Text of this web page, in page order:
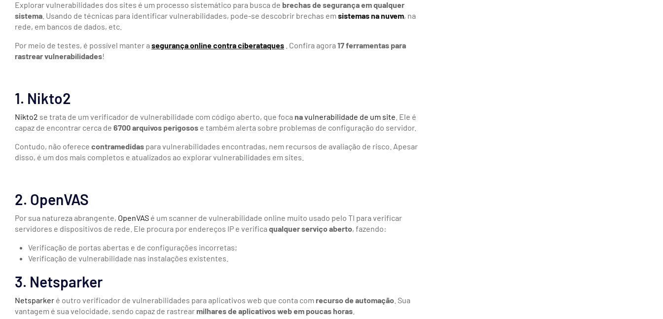
Explorar vulnerabilidades dos sites é um processo sistemático para busca de brechas de segurança em qualquer
sistema . Usando de técnicas para identificar vulnerabilidades, pode-se descobrir brechas em sistemas na nuvem, na
rede, em bancos de dados, etc.
Por meio de testes, é possível manter a segurança online contra ciberataques . Confira agora 17 ferramentas para
rastrear vulnerabilidades!
1. Nikto2
Nikto2 se trata de um verificador de vulnerabilidade com código aberto, que foca navulnerabilidade de um site . Ele é
capaz de encontrar cerca de 6700arquivos perigosos e também alerta sobre problemas de configuração do servidor.
Contudo, não oferece contramedidas para vulnerabilidades encontradas, nem recursos de avaliação de risco. Apesar
disso, é um dos mais completos e atualizados ao explorar vulnerabilidades em sites.
2. OpenVAS
Por sua natureza abrangente, OpenVAS é um scanner de vulnerabilidade online muito usado pelo TI para verificar
servidores e dispositivos de rede. Ele procura por endereços IP e verifica qualquer serviço aberto, fazendo:
Verificação de portas abertas e de configurações incorretas;
Verificação de vulnerabilidade nas instalações existentes.
3. Netsparker
Netsparker é outro verificador de vulnerabilidades para aplicativos web que conta com recurso de automação . Sua
vantagem é sua velocidade, sendo capaz de rastrearmilhares de aplicativos web em poucas horas